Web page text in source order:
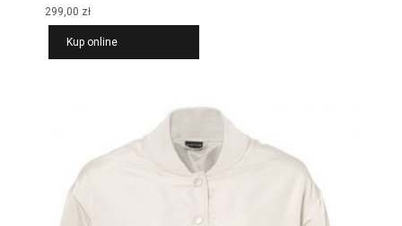
299,00 zł
Kup online